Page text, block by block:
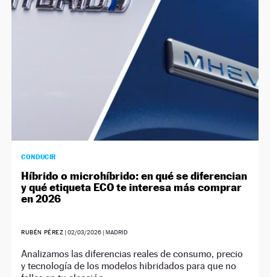
CONDUCIR
Híbrido o microhíbrido: en qué se diferencian
y qué etiqueta ECO te interesa más comprar
en 2026
RUBÉN PÉREZ |02/03/2026 | MADRID
Analizamos las diferencias reales de consumo, precio
y tecnología de los modelos hibridados para que no